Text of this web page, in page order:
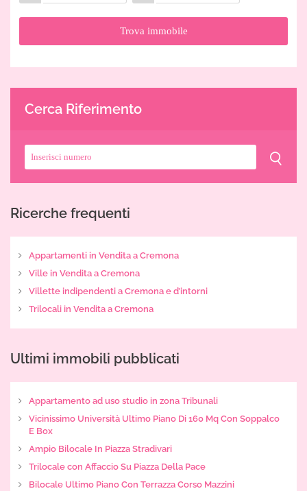
Cerca Riferimento
Ricerche frequenti
Appartamenti in Vendita a Cremona
Ville in Vendita a Cremona
Villette indipendenti a Cremona e d’intorni
Trilocali in Vendita a Cremona
Ultimi immobili pubblicati
Appartamento ad uso studio in zona Tribunali
Vicinissimo Università Ultimo Piano Di 160 Mq Con Soppalco
E Box
Ampio Bilocale In Piazza Stradivari
Trilocale con Affaccio Su Piazza Della Pace
Bilocale Ultimo Piano Con Terrazza Corso Mazzini